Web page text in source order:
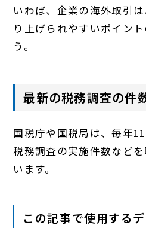
いわば、企業の海外取引
り上げられやすいポイン
う。
最新の税務調査の件
国税庁や国税局は、毎年
税務調査の実施件数など
います。
この記事で使用する